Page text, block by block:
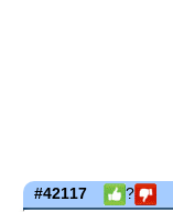
#42117 ?